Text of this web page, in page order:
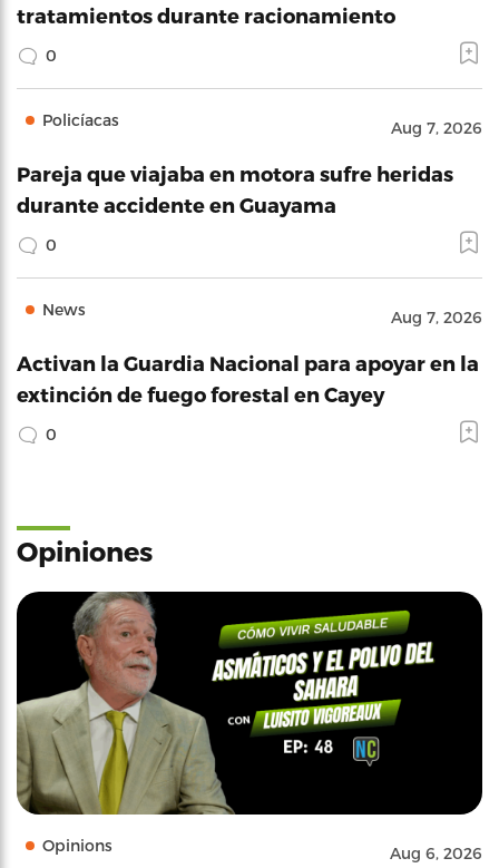
tratamientos durante racionamiento
0
Policíacas Aug 7, 2026
Pareja que viajaba en motora sufre heridas
durante accidente en Guayama
0
News Aug 7, 2026
Activan la Guardia Nacional para apoyar en la
extinción de fuego forestal en Cayey
0
Opiniones
Opinions Aug 6, 2026